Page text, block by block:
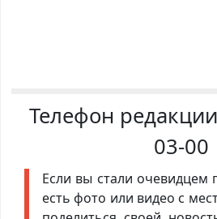
Телефон
03-00
Если вы стали очевидцем
есть фото или видео с